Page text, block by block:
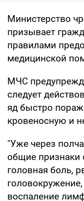
Министерство
призывает
правилами
медицинской
МЧС
следует
яд быстро
кровеносную и
"Уже через
общие признаки
головная боль,
головокружение,
воспаление